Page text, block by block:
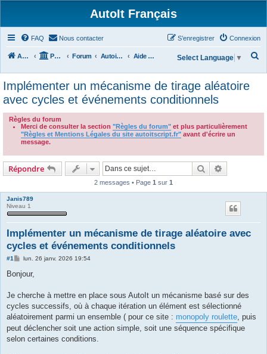
AutoIt Français
FAQ Nous contacter Connexion
S’enregistrer
Accueil Portail Forum Autoit v3 Aide Générale
e
h
Select Language ▼
Implémenter un mécanisme de tirage aléatoire
avec cycles et événements conditionnels
Règles du forum
Merci de consulter la section "Règles du forum" et plus particulièrement
"Règles et Mentions Légales du site autoitscript.fr" avant d'écrire un
message.
Répondre Rechercher
2 messages • Page 1 sur 1
Janis789
Niveau 1
Implémenter un mécanisme de tirage aléatoire avec
cycles et événements conditionnels
#1
M
s
s
g
lun. 26 janv. 2026 19:54
Bonjour,
Je cherche à mettre en place sous AutoIt un mécanisme basé sur des
cycles successifs, où à chaque itération un élément est sélectionné
aléatoirement parmi un ensemble ( pour ce site : monopoly roulette, puis
peut déclencher soit une action simple, soit une séquence spécifique
selon certaines conditions.